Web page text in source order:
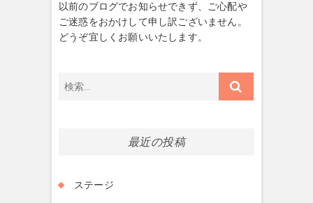
以前のブログでお知らせできず、ご心配や
ご迷惑をおかけして申し訳ございません。
どうぞ宜しくお願いいたします。
最近の投稿
ステージ